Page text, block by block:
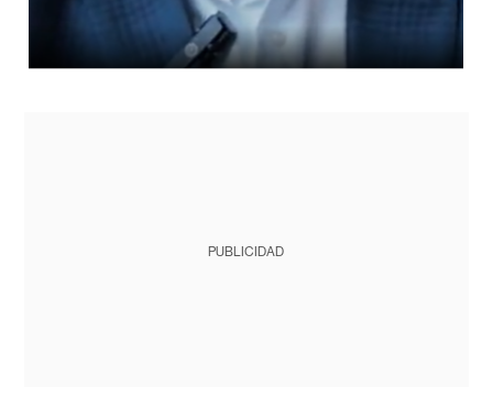
PUBLICIDAD